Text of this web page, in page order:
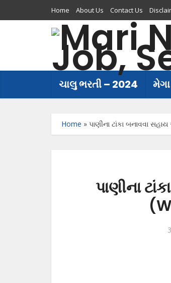
Home About Us Contact Us
ચાલુ ભરતી – 2024
Home » પાણીના ટાંકા બનાવવા
પાણીના